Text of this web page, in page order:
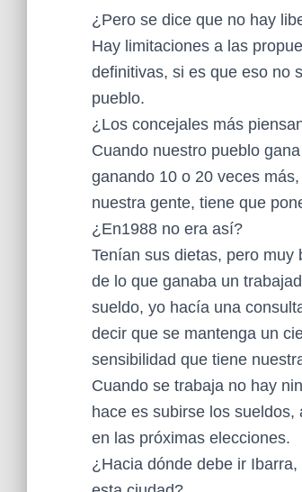
¿Pero se dice que no hay
Hay limitaciones a las
definitivas, si es que eso no
pueblo.
¿Los concejales más
Cuando nuestro pueblo
ganando 10 o 20 veces
nuestra gente, tiene que
¿En1988 no era así?
Tenían sus dietas, pero
de lo que ganaba un
sueldo, yo hacía una
decir que se mantenga un
sensibilidad que tiene
Cuando se trabaja no hay
hace es subirse los
en las próximas elecciones.
¿Hacia dónde debe ir